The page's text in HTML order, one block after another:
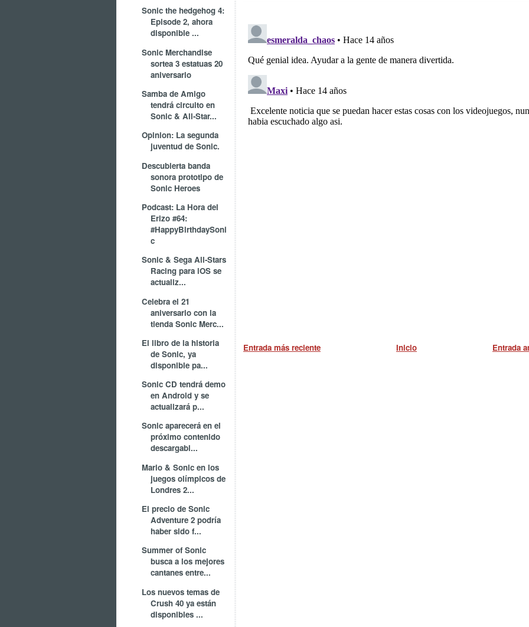
Sonic the hedgehog 4:
Episode 2, ahora
disponible ...
Sonic Merchandise
sortea 3 estatuas 20
aniversario
Samba de Amigo
tendrá circuito en
Sonic & All-Star...
Opinion: La segunda
juventud de Sonic.
Descubierta banda
sonora prototipo de
Sonic Heroes
Podcast: La Hora del
Erizo #64:
#HappyBirthdaySoni
c
Sonic & Sega All-Stars
Racing para iOS se
actualiz...
Celebra el 21
aniversario con la
tienda Sonic Merc...
El libro de la historia
de Sonic, ya
disponible pa...
Sonic CD tendrá demo
en Android y se
actualizará p...
Sonic aparecerá en el
próximo contenido
descargabl...
Mario & Sonic en los
juegos olímpicos de
Londres 2...
El precio de Sonic
Adventure 2 podría
haber sido f...
Summer of Sonic
busca a los mejores
cantanes entre...
Los nuevos temas de
Crush 40 ya están
disponibles ...
Entrada más reciente Entrada
Inicio